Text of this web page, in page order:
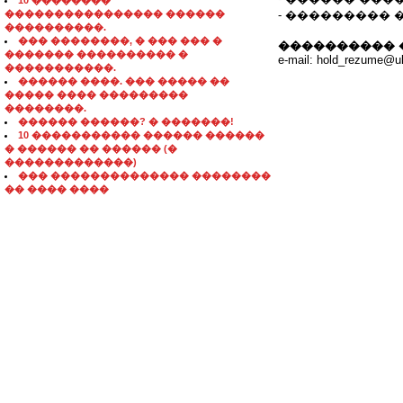
���������������� ������
����������.
��� ��������, � ��� ��� �
������� ���������� �
�����������.
������ ����. ��� ����� ��
����� ���� ���������
��������.
������ ������? � �������!
10 ����������� ������ ������
� ������ �� ������ (�
�������������)
��� �������������� ��������
�� ���� ����
- ���������
����������
e-mail: